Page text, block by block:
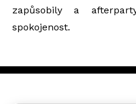
zapůsobily a
spokojenost.